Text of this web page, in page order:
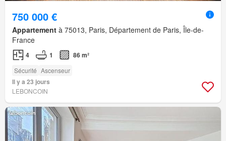
750 000 €
Appartement à 75013, Paris, Département de Paris, Île-de-
France
4 1 86 m²
Sécurité Ascenseur
Il y a 23 jours
LEBONCOIN